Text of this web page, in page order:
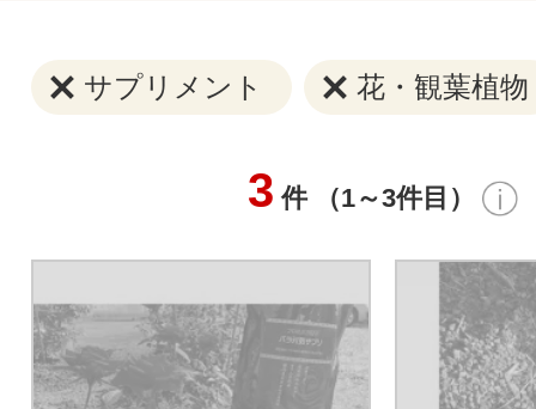
サプリメント 花・観葉植物
3 件 （1～3件目）